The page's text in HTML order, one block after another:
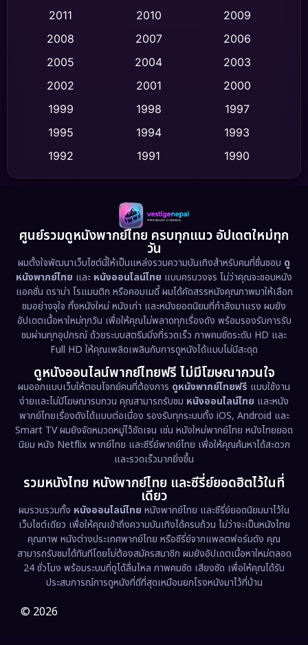
Crime อาชญากรรม (520)
Cult Film
Dance เต้น (10)
Detective สืบสวน (75)
Disaster (13)
Disney+ (5)
Documentary สารคดี (93)
Drama ดราม่า (1,486)
Dystopian (17)
Emotional (61)
Epic มหากาพย์ (221)
Erotic (36)
Family ครอบครัว (369)
Fantasy จินตนาการ (331)
Fiction (9)
Film (57)
Gothic
2011
2010
2009
2008
2007
2006
2005
2004
2003
2002
2001
2000
1999
1998
1997
1995
1994
1993
1992
1991
1990
1989
1988
1986
1983
1978
1974
1962
ศูนย์รวมดูหนังพากย์ไทย ครบทุกแนว อัปเดตใหม่ทุก
วัน
ผมตั้งใจพัฒนาเว็บไซต์นี้ให้เป็นแหล่งรวมความบันเทิงสำหรับคนที่ชื่นชอบ ดู
หนังพากย์ไทย และ หนังออนไลน์ไทย แบบครบวงจร ไม่ว่าคุณจะชอบหนัง
แอคชั่น ดราม่า โรแมนติก หรือคอมเมดี้ ผมได้คัดสรรหนังคุณภาพมาให้เลือก
ชมอย่างจุใจ ทั้งหนังใหม่ หนังเก่า และหนังยอดนิยมที่กำลังมาแรง ผมยัง
อัปเดตเนื้อหาใหม่ทุกวัน เพื่อให้คุณไม่พลาดทุกเรื่องดัง พร้อมรองรับการรับ
ชมผ่านทุกอุปกรณ์ ด้วยระบบสตรีมมิ่งที่รวดเร็ว ภาพคมชัดระดับ HD และ
Full HD ให้คุณเพลิดเพลินกับการดูหนังได้แบบไม่มีสะดุด
ดูหนังออนไลน์พากย์ไทยฟรี ไม่มีโฆษณากวนใจ
ผมออกแบบเว็บให้ตอบโจทย์คนที่ต้องการ ดูหนังพากย์ไทยฟรี แบบใช้งาน
ง่ายและไม่มีโฆษณารบกวน คุณสามารถรับชม หนังออนไลน์ไทย และหนัง
พากย์ไทยเรื่องดังได้แบบต่อเนื่อง รองรับทุกระบบทั้ง iOS, Android และ
Smart TV ผมยังจัดหมวดหมู่ไว้ชัดเจน เช่น หนังใหม่พากย์ไทย หนังไทยยอด
นิยม หนัง Netflix พากย์ไทย และซีรี่ย์พากย์ไทย เพื่อให้คุณค้นหาได้สะดวก
และรวดเร็วมากยิ่งขึ้น
รวมหนังไทย หนังพากย์ไทย และซีรี่ย์ยอดฮิตไว้ในที่
เดียว
ผมรวบรวมทั้ง หนังออนไลน์ไทย หนังพากย์ไทย และซีรี่ย์ยอดนิยมมาไว้ใน
เว็บไซต์เดียว เพื่อให้คุณเข้าถึงความบันเทิงได้ครบถ้วน ไม่ว่าจะเป็นหนังไทย
คุณภาพ หนังต่างประเทศพากย์ไทย หรือซีรี่ย์จากแพลตฟอร์มดัง คุณ
สามารถรับชมได้ทันทีโดยไม่ต้องสมัครสมาชิก ผมยังอัปเดตเนื้อหาใหม่ตลอด
24 ชั่วโมง พร้อมระบบที่ดูได้ลื่นไหล ภาพคมชัด เสียงชัด เพื่อให้คุณได้รับ
ประสบการณ์การดูหนังที่ดีที่สุดเหมือนยกโรงหนังมาไว้ที่บ้าน
© 2026